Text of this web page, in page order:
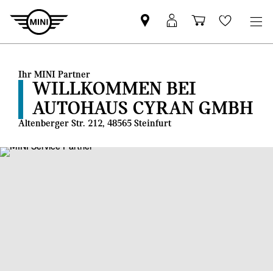
MINI
Partner
MINI
Login
Wishlist
Ihr MINI Partner
WILLKOMMEN BEI
AUTOHAUS CYRAN GMBH
Altenberger Str. 212, 48565 Steinfurt